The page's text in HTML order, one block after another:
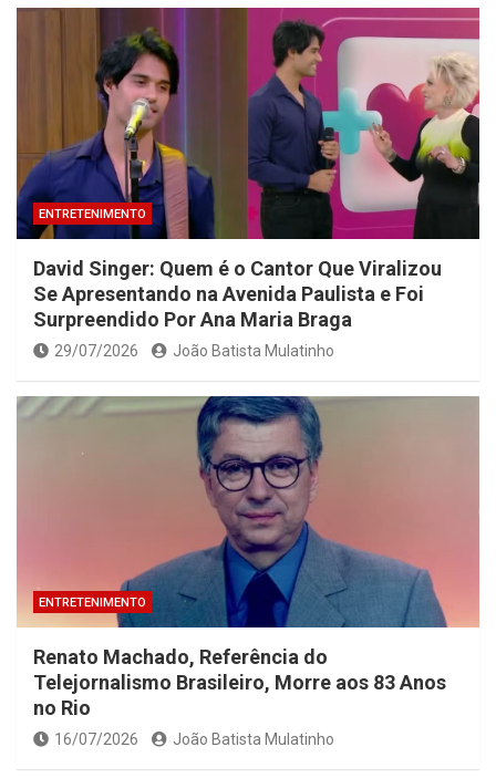
ENTRETENIMENTO
David Singer: Quem é o Cantor Que Viralizou
Se Apresentando na Avenida Paulista e Foi
Surpreendido Por Ana Maria Braga
29/07/2026 João Batista Mulatinho
ENTRETENIMENTO
Renato Machado, Referência do
Telejornalismo Brasileiro, Morre aos 83 Anos
no Rio
16/07/2026 João Batista Mulatinho